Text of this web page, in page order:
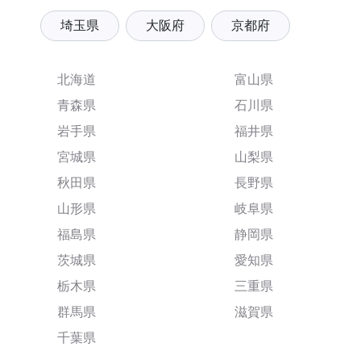
埼玉県 大阪府 京都府
北海道
青森県
岩手県
宮城県
秋田県
山形県
福島県
茨城県
栃木県
群馬県
千葉県
富山県
石川県
福井県
山梨県
長野県
岐阜県
静岡県
愛知県
三重県
滋賀県